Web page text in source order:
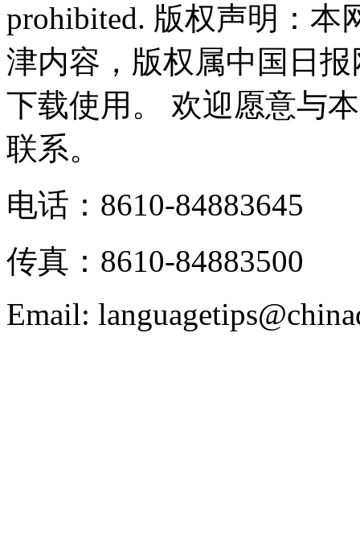
prohibited. 版权声明：
津内容，版权属中国日
下载使用。 欢迎愿意与
联系。
电话：8610-84883645
传真：8610-84883500
Email: